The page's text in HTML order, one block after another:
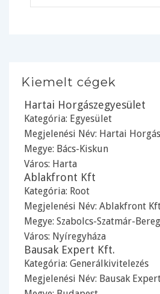
Kiemelt cégek
Hartai Horgászegyesület
Kategória: Egyesület
Megjelenési Név: Hartai
Megye: Bács-Kiskun
Város: Harta
Ablakfront Kft
Kategória: Root
Megjelenési Név: Ablakfront
Megye: Szabolcs-Szatmár-Bereg
Város: Nyíregyháza
Bausak Expert Kft.
Kategória: Generálkivitelezés
Megjelenési Név: Bausak